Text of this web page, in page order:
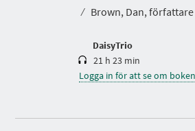
⁄ Brown, Dan, författare
DaisyTrio
i
21 h 23 min
Logga in för att se om
S